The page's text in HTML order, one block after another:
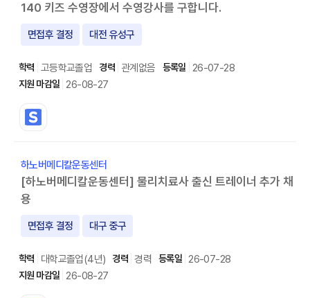
140 키즈 수영장에서 수영강사를 구합니다.
면접후 결정 대전 유성구
고등학교졸업 관계없음
26-07-28
26-08-27
하노버메디칼운동센터
[하노버메디칼운동센터] 물리치료사 출신 트레이너 추가 채
용
면접후 결정 대구 중구
대학교졸업(4년) 경력
26-07-28
26-08-27